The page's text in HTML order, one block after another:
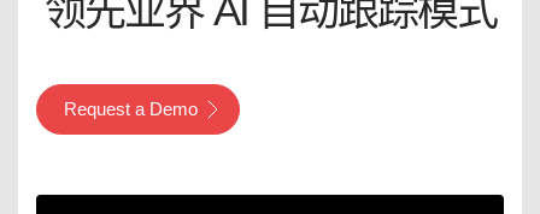
领先业界 AI 自动跟踪模式
Request a Demo